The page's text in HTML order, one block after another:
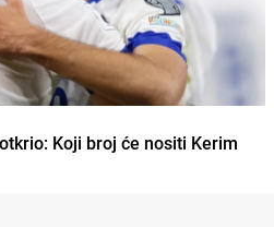
Koji broj će nositi Kerim